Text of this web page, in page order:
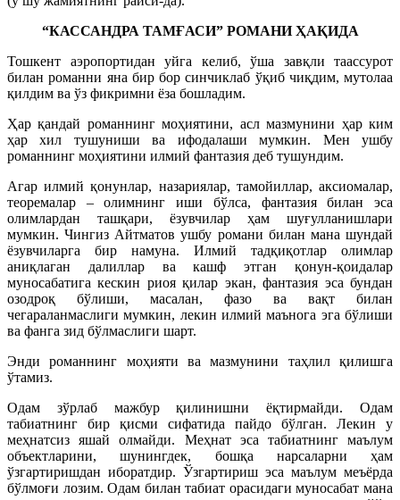
“КАССАНДРА ТАМҒАСИ” РОМАНИ ҲАҚИДА
Тошкент аэропортидан уйга келиб, ўша завқли таассурот
билан романни яна бир бор синчиклаб ўқиб чиқдим, мутолаа
қилдим ва ўз фикримни ёза бошладим.
Ҳар қандай романнинг моҳиятини, асл мазмунини ҳар ким
ҳар хил тушуниши ва ифодалаши мумкин. Мен ушбу
романнинг моҳиятини илмий фантазия деб тушундим.
Агар илмий қонунлар, назариялар, тамойиллар, аксиомалар,
теоремалар – олимнинг иши бўлса, фантазия билан эса
олимлардан ташқари, ёзувчилар ҳам шуғулланишлари
мумкин. Чингиз Айтматов ушбу романи билан мана шундай
ёзувчиларга бир намуна. Илмий тадқиқотлар олимлар
аниқлаган далиллар ва кашф этган қонун-қоидалар
муносабатига кескин риоя қилар экан, фантазия эса бундан
озодроқ бўлиши, масалан, фазо ва вақт билан
чегараланмаслиги мумкин, лекин илмий маънога эга бўлиши
ва фанга зид бўлмаслиги шарт.
Энди романнинг моҳияти ва мазмунини таҳлил қилишга
ўтамиз.
Одам зўрлаб мажбур қилинишни ёқтирмайди. Одам
табиатнинг бир қисми сифатида пайдо бўлган. Лекин у
меҳнатсиз яшай олмайди. Меҳнат эса табиатнинг маълум
объектларини, шунингдек, бошқа нарсаларни ҳам
ўзгартиришдан иборатдир. Ўзгартириш эса маълум меъёрда
бўлмоғи лозим. Одам билан табиат орасидаги муносабат мана